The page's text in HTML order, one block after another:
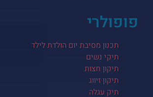
פופולרי
תכנון מסיבת יום הולדת לילד
תיקי נשים
תיקון חצות
תיקון זיווג
תיק עגלה